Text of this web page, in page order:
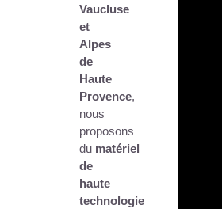
Vaucluse
et
Alpes
de
Haute
Provence,
nous
proposons
du matériel
de
haute
technologie